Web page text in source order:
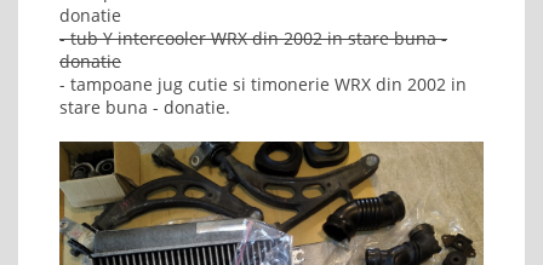
donatie
- tub Y intercooler WRX din 2002 in stare buna -
donatie
- tampoane jug cutie si timonerie WRX din 2002 in
stare buna - donatie.